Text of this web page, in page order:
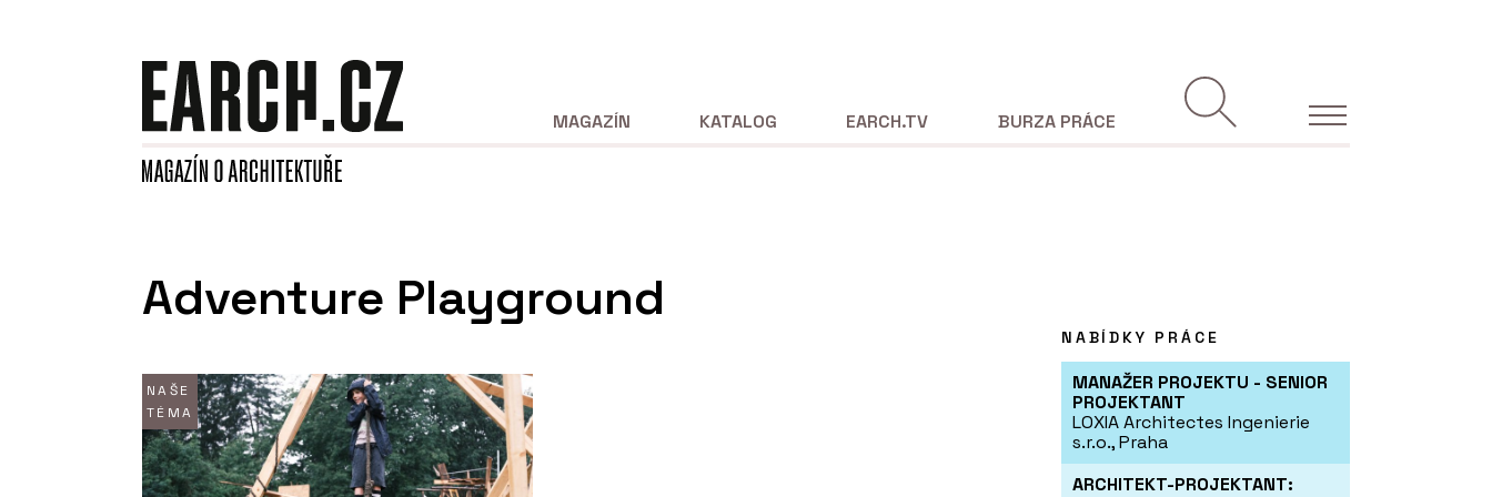
MAGAZÍN KATALOG EARCH.TV BURZA PRÁCE
Adventure Playground
NAŠE
TÉMA
NABÍDKY PRÁCE
MANAŽER PROJEKTU - SENIOR
PROJEKTANT
LOXIA Architectes Ingenierie
s.r.o., Praha
ARCHITEKT-PROJEKTANT: